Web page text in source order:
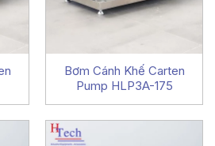
Bơm Cánh Khế Carten
Pump HLP3A-175